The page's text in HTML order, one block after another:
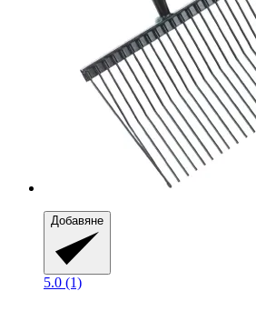
Добавяне
5.0 (1)